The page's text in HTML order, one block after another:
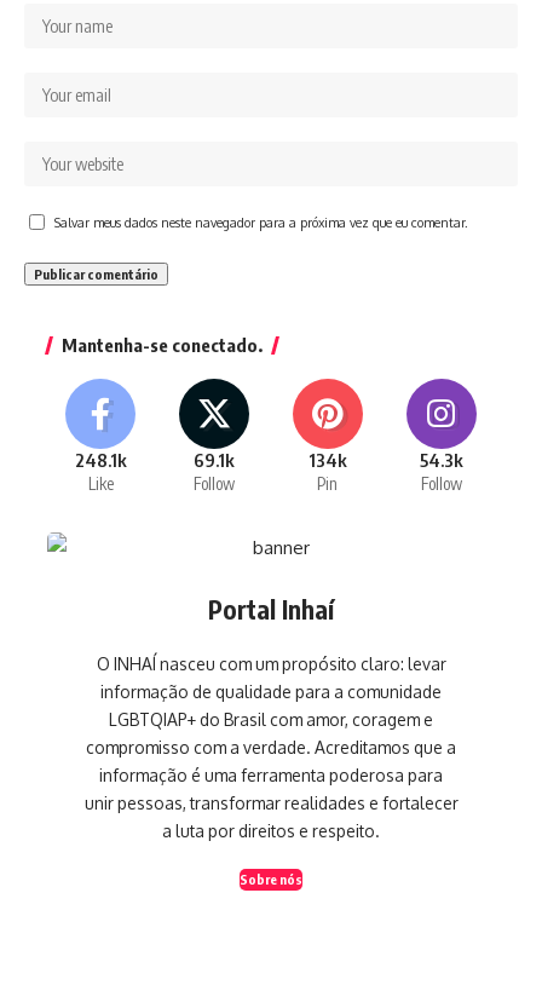
Salvar meus dados neste navegador para a próxima vez que eu comentar.
Mantenha-se conectado.
248.1k
Like
69.1k
Follow
134k
Pin
54.3k
Follow
Portal Inhaí
O INHAÍ nasceu com um propósito claro: levar
informação de qualidade para a comunidade
LGBTQIAP+ do Brasil com amor, coragem e
compromisso com a verdade. Acreditamos que a
informação é uma ferramenta poderosa para
unir pessoas, transformar realidades e fortalecer
a luta por direitos e respeito.
Sobre nós